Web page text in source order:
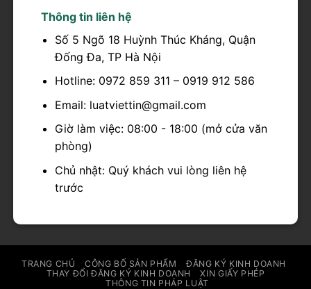
Thông tin liên hệ
Số 5 Ngõ 18 Huỳnh Thúc Kháng, Quận
Đống Đa, TP Hà Nội
Hotline: 0972 859 311 – 0919 912 586
Email: luatviettin@gmail.com
Giờ làm việc: 08:00 - 18:00 (mở cửa văn
phòng)
Chủ nhật: Quý khách vui lòng liên hệ
trước
TRANG CHỦ CÔNG BỐ SẢN PHẨM
ĐĂNG KÝ KINH DOANH
THAY ĐỔI ĐĂNG KÝ KINH DOANH
XIN GIẤY PHÉP
THÔNG TIN PHÁP LUẬT